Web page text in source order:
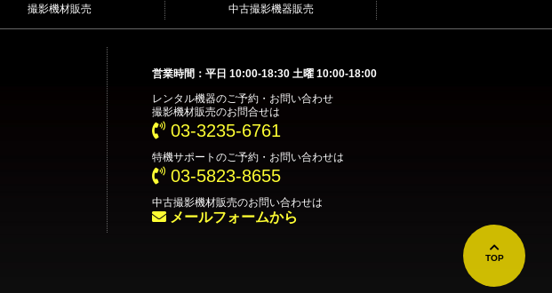
TOP
撮影機材販売 中古撮影機器販売
営業時間：平日 10:00-18:30 土曜 10:00-18:00
レンタル機器のご予約・お問い合わせ
撮影機材販売のお問合せは
03-3235-6761
特機サポート のご予約・お問い合わせは
03-5823-8655
中古撮影機材販売のお問い合わせは
メールフォームから